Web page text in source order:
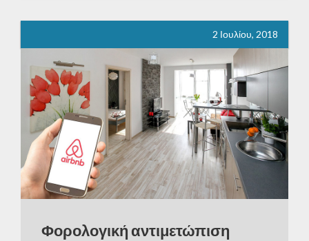
2 Ιουλίου, 2018
Φορολογική αντιμετώπιση